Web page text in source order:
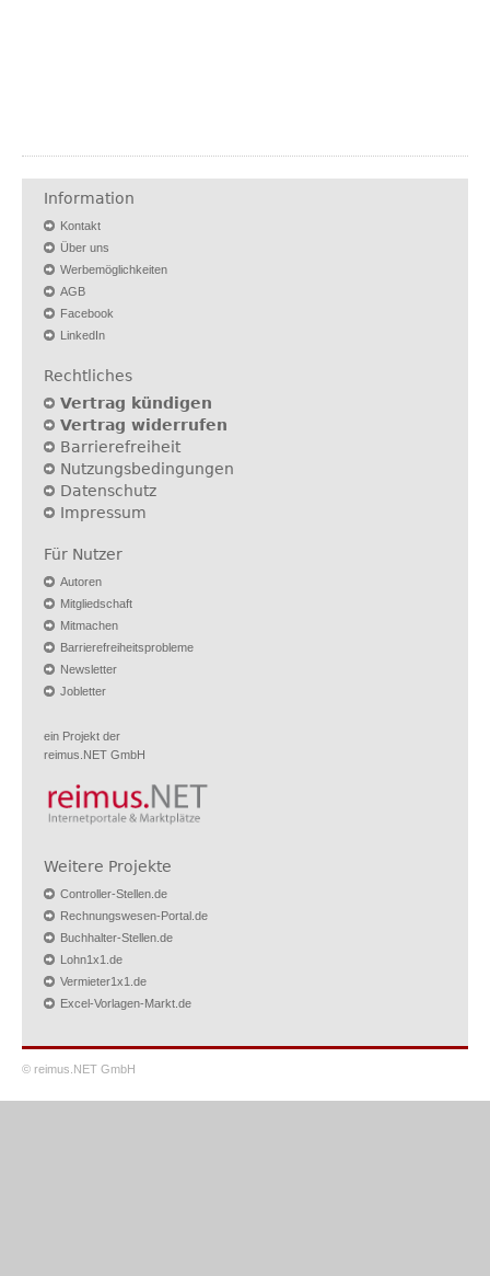
Information
Kontakt
Über uns
Werbemöglichkeiten
AGB
Facebook
LinkedIn
Rechtliches
Vertrag kündigen
Vertrag widerrufen
Barrierefreiheit
Nutzungsbedingungen
Datenschutz
Impressum
Für Nutzer
Autoren
Mitgliedschaft
Mitmachen
Barrierefreiheitsprobleme
Newsletter
Jobletter
ein Projekt der
reimus.NET GmbH
Weitere Projekte
Controller-Stellen.de
Rechnungswesen-Portal.de
Buchhalter-Stellen.de
Lohn1x1.de
Vermieter1x1.de
Excel-Vorlagen-Markt.de
© reimus.NET GmbH